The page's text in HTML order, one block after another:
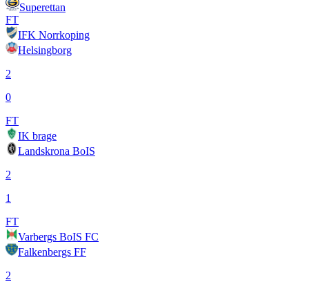
Superettan
FT
IFK Norrkoping
Helsingborg
2
0
FT
IK brage
Landskrona BoIS
2
1
FT
Varbergs BoIS FC
Falkenbergs FF
2